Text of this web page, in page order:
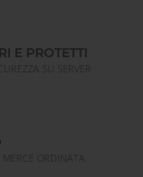
E PROTETTI
SU SERVER
ORDINATA.